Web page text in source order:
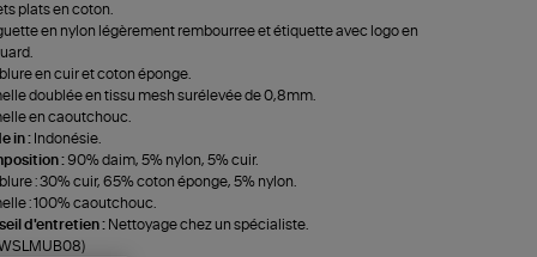
plats en coton.
en nylon légèrement rembourree et étiquette avec logo en
en cuir et coton éponge.
doublée en tissu mesh surélevée de 0,8mm.
en caoutchouc.
in : Indonésie.
: 90% daim, 5% nylon, 5% cuir.
: 30% cuir, 65% coton éponge, 5% nylon.
: 100% caoutchouc.
d'entretien : Nettoyage chez un spécialiste.